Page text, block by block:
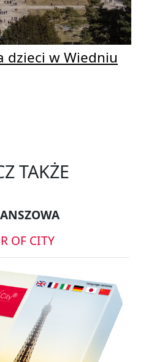
dzieci w Wiedniu
TAKŻE
OF CITY